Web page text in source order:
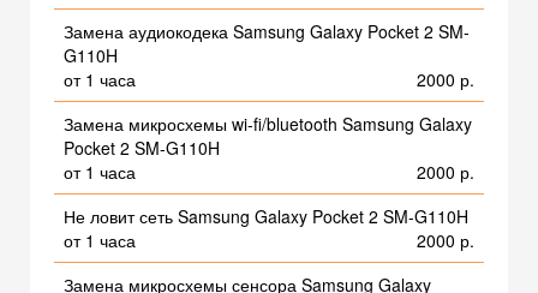
Замена аудиокодека Samsung Galaxy Pocket 2 SM-
G110H
от 1 часа
2000 р.
Замена микросхемы wi-fi/bluetooth Samsung Galaxy
Pocket 2 SM-G110H
от 1 часа
2000 р.
Не ловит сеть Samsung Galaxy Pocket 2 SM-G110H
от 1 часа
2000 р.
Замена микросхемы сенсора Samsung Galaxy